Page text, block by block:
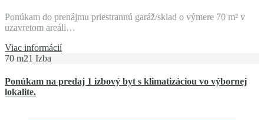
Ponúkam do prenájmu priestrannú garáž/sklad o výmere 70 m² v
uzavretom areáli…
Viac informácií
70 m21 Izba
Ponúkam na predaj 1 izbový byt s klimatizáciou vo výbornej
lokalite.